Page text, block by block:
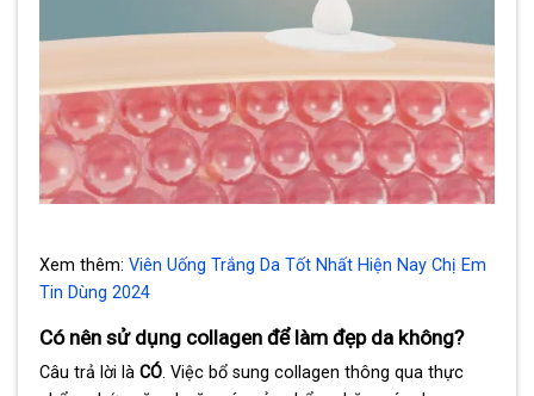
Xem thêm: Viên Uống Trắng Da Tốt Nhất Hiện Nay Chị Em
Tin Dùng 2024
Có nên sử dụng collagen để làm đẹp da không?
Câu trả lời là CÓ. Việc bổ sung collagen thông qua thực